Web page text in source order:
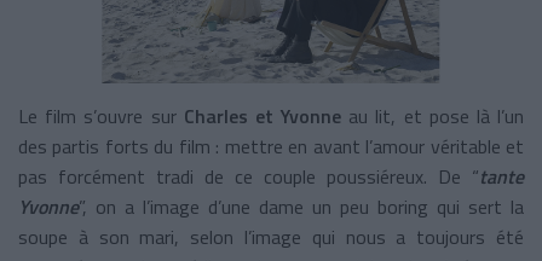
Le film s’ouvre sur Charles et Yvonne au lit, et pose là l’un
des partis forts du film : mettre en avant l’amour véritable et
pas forcément tradi de ce couple poussiéreux. De “tante
Yvonne”, on a l’image d’une dame un peu boring qui sert la
soupe à son mari, selon l’image qui nous a toujours été